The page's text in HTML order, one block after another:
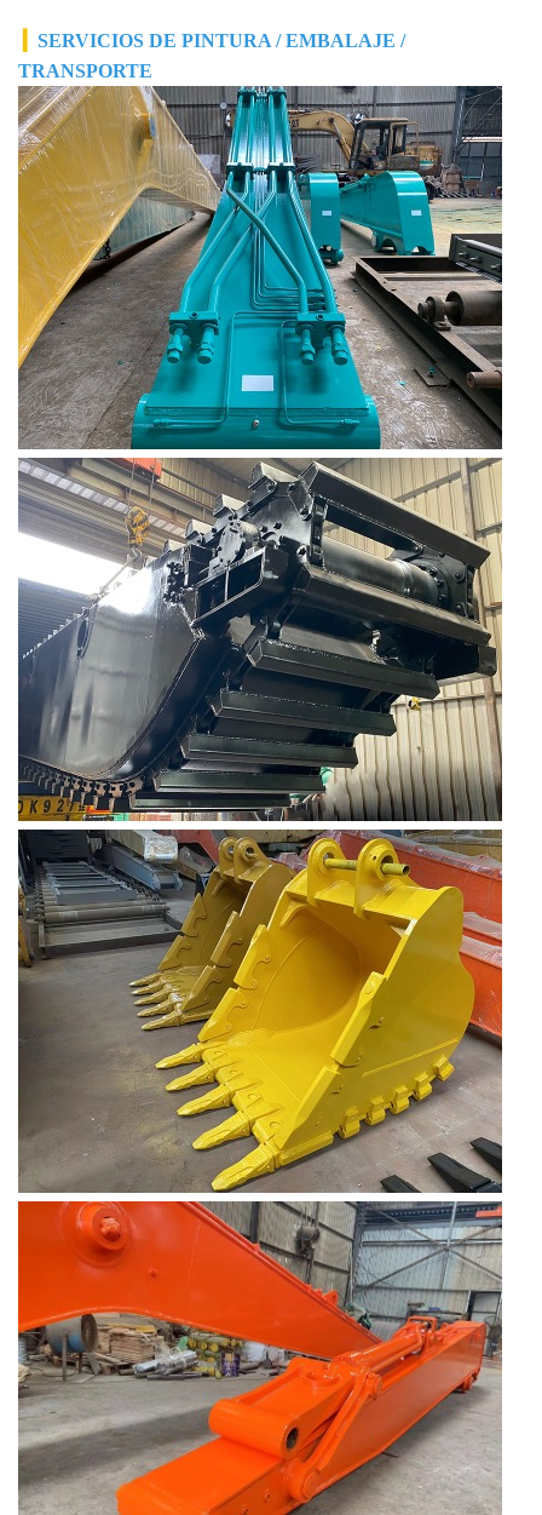
SERVICIOS DE PINTURA / EMBALAJE /
TRANSPORTE